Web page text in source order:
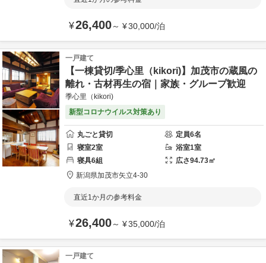
¥26,400～ ¥30,000/泊
一戸建て
【一棟貸切/季心里（kikori)】加茂市の蔵風の
離れ・古材再生の宿｜家族・グループ歓迎
季心里（kikori)
新型コロナウイルス対策あり
丸ごと貸切 定員6名
寝室2室 浴室1室
寝具6組 広さ94.73㎡
新潟県加茂市矢立4-30
直近1か月の参考料金
¥26,400～ ¥35,000/泊
一戸建て